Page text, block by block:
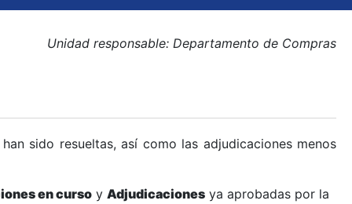
Unidad responsable: Departamento de Compras
sido resueltas, así como las adjudicaciones menos
en curso y Adjudicaciones ya aprobadas por la